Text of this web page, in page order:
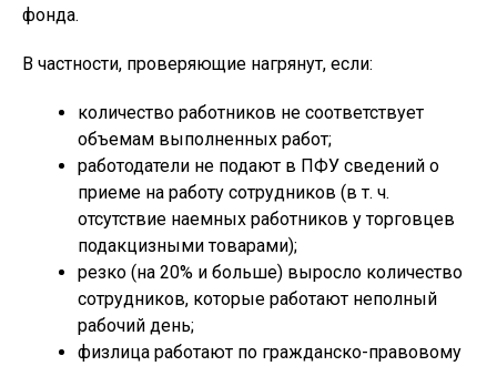
фонда.
В частности, проверяющие нагрянут, если:
количество работников не соответствует
объемам выполненных работ;
работодатели не подают в ПФУ сведений о
приеме на работу сотрудников (в т. ч.
отсутствие наемных работников у торговцев
подакцизными товарами);
резко (на 20% и больше) выросло количество
сотрудников, которые работают неполный
рабочий день;
физлица работают по гражданско-правовому